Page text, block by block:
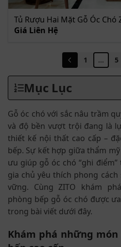
Tủ Rượu Hai Mặt Gỗ Óc Chó
Giá Liên Hệ
1 ... 5
Mục Lục
Gỗ óc chó với sắc nâu trầm
và độ bền vượt trội đang là
thiết kế nội thất cao cấp –
bếp. Sự kết hợp giữa thẩm
ưu giúp gỗ óc chó “ghi
gia chủ yêu thích phong
vững. Cùng ZITO khám
phòng bếp gỗ óc chó được
trong bài viết dưới đây.
Khám phá những